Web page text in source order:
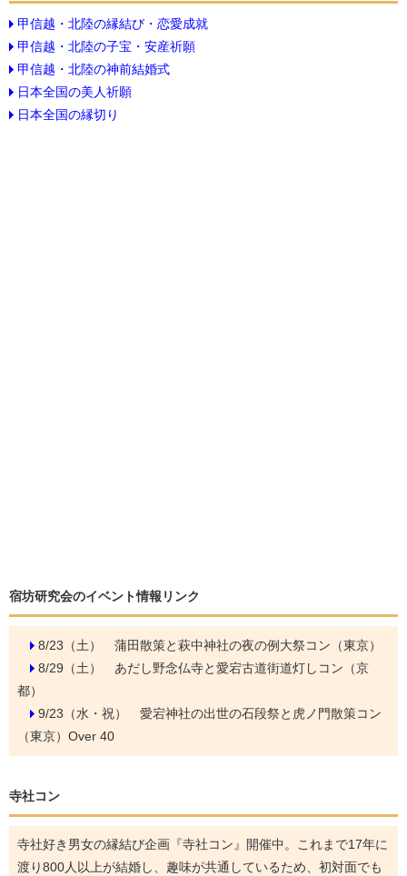
甲信越・北陸の縁結び・恋愛成就
甲信越・北陸の子宝・安産祈願
甲信越・北陸の神前結婚式
日本全国の美人祈願
日本全国の縁切り
宿坊研究会のイベント情報リンク
8/23（土） 蒲田散策と萩中神社の夜の例大祭コン（東京）
8/29（土） あだし野念仏寺と愛宕古道街道灯しコン（京
都）
9/23（水・祝） 愛宕神社の出世の石段祭と虎ノ門散策コン
（東京）Over 40
寺社コン
寺社好き男女の縁結び企画『寺社コン』開催中。これまで17年に
渡り800人以上が結婚し、趣味が共通しているため、初対面でも